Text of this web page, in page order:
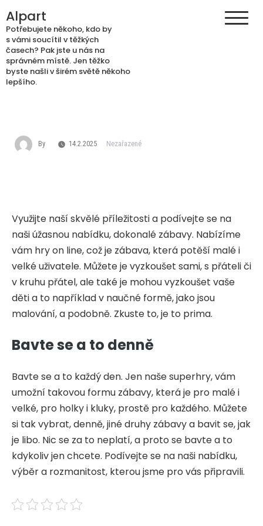
to
content
Alpart
Potřebujete někoho, kdo by
s vámi soucítil v těžkých
časech? Pak jste u nás na
správném místě. Jen těžko
byste našli v širém světě někoho
lepšího.
By 14.2.2025 Nezařazené
Využijte naší skvělé příležitosti a podívejte se na
naši úžasnou nabídku, dokonalé zábavy. Nabízíme
vám hry on line, což je zábava, která potěší malé i
velké uživatele. Můžete je vyzkoušet sami, s přáteli či
v kruhu přátel, ale také je mohou vyzkoušet vaše
děti a to například v naučné formě, jako jsou
malování, a podobně. Zkuste to, je to prima.
Bavte se a to denně
Bavte se a to každý den. Jen naše superhry, vám
umožní takovou formu zábavy, která je pro malé i
velké, pro holky i kluky, prostě pro každého. Můžete
si tak vybrat, denně, jiné druhy zábavy a bavit se, jak
je libo. Nic se za to neplatí, a proto se bavte a to
kdykoliv jen chcete. Podívejte se na naši nabídku,
výběr a rozmanitost, kterou jsme pro vás připravili.